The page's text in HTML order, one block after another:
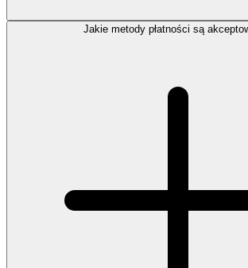
Jakie metody płatności są